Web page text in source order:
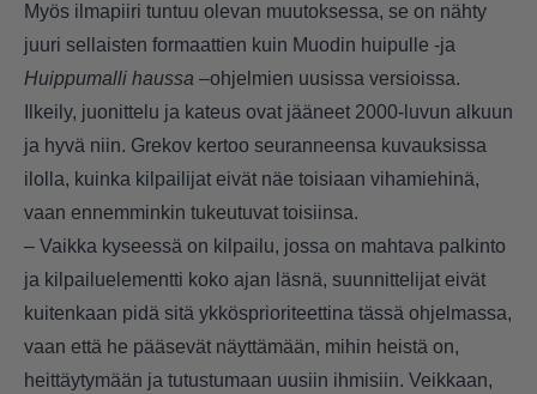
Myös ilmapiiri tuntuu olevan muutoksessa, se on nähty
juuri sellaisten formaattien kuin Muodin huipulle -ja
Huippumalli haussa –ohjelmien uusissa versioissa.
Ilkeily, juonittelu ja kateus ovat jääneet 2000-luvun alkuun
ja hyvä niin. Grekov kertoo seuranneensa kuvauksissa
ilolla, kuinka kilpailijat eivät näe toisiaan vihamiehinä,
vaan ennemminkin tukeutuvat toisiinsa.
– Vaikka kyseessä on kilpailu, jossa on mahtava palkinto
ja kilpailuelementti koko ajan läsnä, suunnittelijat eivät
kuitenkaan pidä sitä ykkösprioriteettina tässä ohjelmassa,
vaan että he pääsevät näyttämään, mihin heistä on,
heittäytymään ja tutustumaan uusiin ihmisiin. Veikkaan,